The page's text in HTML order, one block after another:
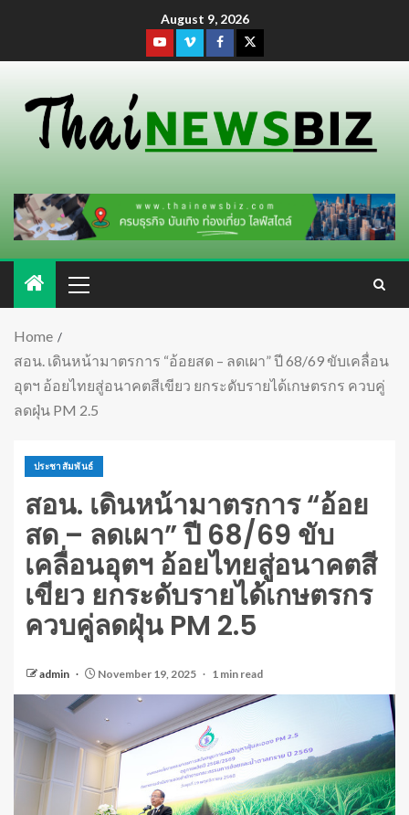
August 9, 2026
Home
สอน. เดินหน้ามาตรการ “อ้อยสด – ลดเผา” ปี 68/69 ขับเคลื่อน
อุตฯ อ้อยไทยสู่อนาคตสีเขียว ยกระดับรายได้เกษตรกร ควบคู่
ลดฝุ่น PM 2.5
ประชาสัมพันธ์
สอน. เดินหน้ามาตรการ “อ้อย
สด – ลดเผา” ปี 68/69 ขับ
เคลื่อนอุตฯ อ้อยไทยสู่อนาคตสี
เขียว ยกระดับรายได้เกษตรกร
ควบคู่ลดฝุ่น PM 2.5
admin November 19, 2025 1 min read